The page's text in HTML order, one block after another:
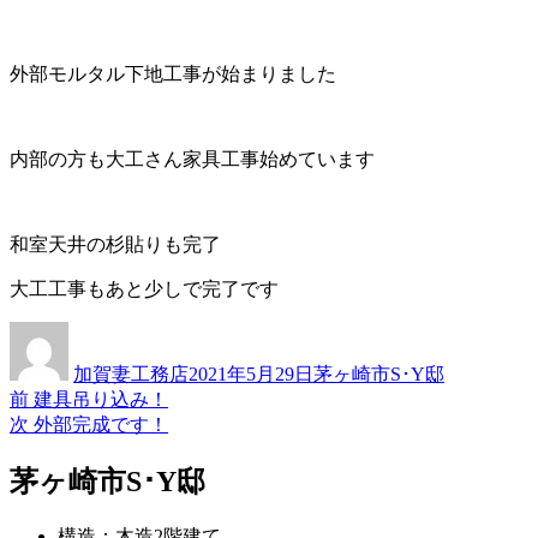
外部モルタル下地工事が始まりました
内部の方も大工さん家具工事始めています
和室天井の杉貼りも完了
大工工事もあと少しで完了です
者加賀妻工務店日:
2021年5月29日ゴ
茅ヶ崎市S･Y邸
投
稿
ナ
前 過
去
投
稿:
建具吊り込み！
次 次
投
稿:
外部完成です！
茅ヶ崎市S･Y邸